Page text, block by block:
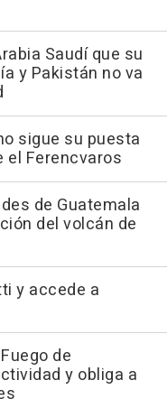
Saudí que su
y Pakistán no va
sigue su puesta
el Ferencvaros
de Guatemala
del volcán de
y accede a
de
y obliga a